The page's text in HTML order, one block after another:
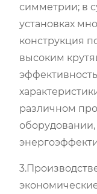
симметрии; в
установках
конструкция
высоким
различном
оборудовании,